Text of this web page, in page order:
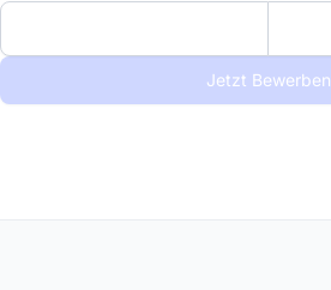
Jetzt Bewerben